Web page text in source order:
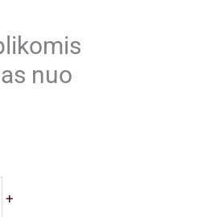
nuo
+